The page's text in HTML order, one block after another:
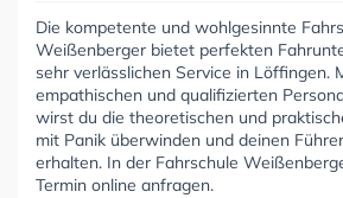
Die kompetente und wohlgesinnte
Weißenberger bietet perfekten
sehr verlässlichen Service in Löffingen.
empathischen und qualifizierten
wirst du die theoretischen und
mit Panik überwinden und deinen
erhalten. In der Fahrschule
Termin online anfragen.